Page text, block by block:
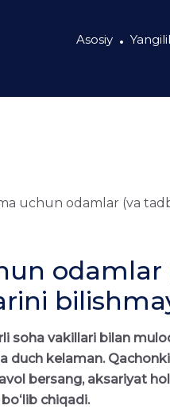
Asosiy
soha vakillari bilan
kelaman.
bersang, aksariyat
chiqadi.